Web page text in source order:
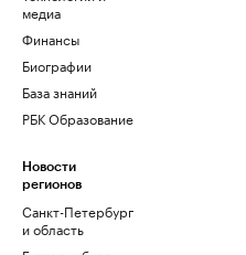
медиа
Финансы
Биографии
База знаний
РБК Образование
Новости
регионов
Санкт-Петербург
и область